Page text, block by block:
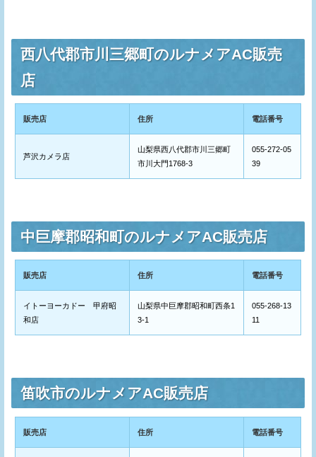
西八代郡市川三郷町のルナメアAC販売
店
販売店 住所 電話番号
芦沢カメラ店
山梨県西八代郡市川三郷町
市川大門1768-3
055-272-05
39
中巨摩郡昭和町のルナメアAC販売店
販売店 住所 電話番号
イトーヨーカドー 甲府昭
和店
山梨県中巨摩郡昭和町西条1
3-1
055-268-13
11
笛吹市のルナメアAC販売店
販売店 住所 電話番号